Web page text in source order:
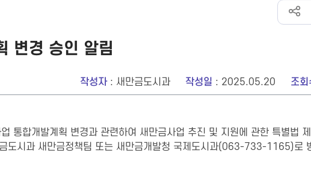
변경 승인 알림
작성자: 새만금도시과 작성일 : 2025.05.20 조회
통합개발계획 변경과 관련하여 새만금사업 추진 및 지원에 관한 특별법
도시과 새만금정책팀 또는 새만금개발청 국제도시과(063-733-1165)로